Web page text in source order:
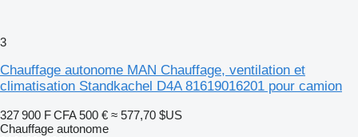
3
Chauffage autonome MAN Chauffage, ventilation et
climatisation Standkachel D4A 81619016201 pour camion
327 900 F CFA 500 € ≈ 577,70 $US
Chauffage autonome